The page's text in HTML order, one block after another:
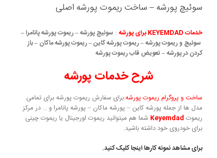
سوئیچ پورشه – ساخت ریموت پورشه اصلی
خدمات KEYEMDAD برای پورشه : سوئیچ پورشه – ریموت پورشه پانامرا –
سوئیچ و ریموت پورشه – ریموت پورشه کاین – ریموت پورشه ماکان – باز
کردن در پورشه – تعویض قاب ریموت پورشه
شرح خدمات پورشه
ساخت و پروگرام ریموت پورشه:برای سفارش ریموت پورشه برای تمامی
مدل ها از جمله پورشه کاین – پورشه ماکان – پورشه پانامرا و … در مرکز
ریموت Keyemdad شما هم میتوانید ریموت اورجینال یا ریموت چینی
برای خودروی خود داشته باشید.
برای مشاهد نمونه کارها اینجا کلیک کنید.